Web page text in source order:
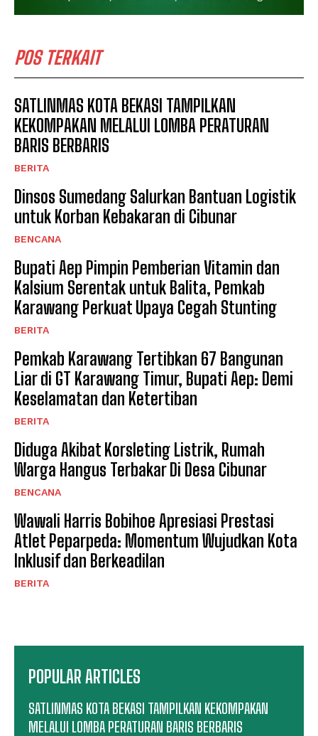
POS TERKAIT
SATLINMAS KOTA BEKASI TAMPILKAN
KEKOMPAKAN MELALUI LOMBA PERATURAN
BARIS BERBARIS
BERITA
Dinsos Sumedang Salurkan Bantuan Logistik
untuk Korban Kebakaran di Cibunar
BENCANA
Bupati Aep Pimpin Pemberian Vitamin dan
Kalsium Serentak untuk Balita, Pemkab
Karawang Perkuat Upaya Cegah Stunting
BERITA
Pemkab Karawang Tertibkan 67 Bangunan
Liar di GT Karawang Timur, Bupati Aep: Demi
Keselamatan dan Ketertiban
BERITA
Diduga Akibat Korsleting Listrik, Rumah
Warga Hangus Terbakar Di Desa Cibunar
BENCANA
Wawali Harris Bobihoe Apresiasi Prestasi
Atlet Peparpeda: Momentum Wujudkan Kota
Inklusif dan Berkeadilan
BERITA
POPULAR ARTICLES
SATLINMAS KOTA BEKASI TAMPILKAN KEKOMPAKAN
MELALUI LOMBA PERATURAN BARIS BERBARIS